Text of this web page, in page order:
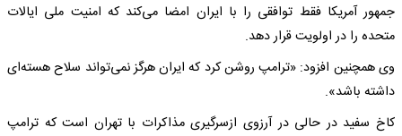
جمهور آمریکا فقط توافقی را با ایران امضا می‌کند که امنیت ملی ایالات
متحده را در اولویت قرار دهد.
وی همچنین افزود: «ترامپ روشن کرد که ایران هرگز نمی‌تواند سلاح هسته‌ای
داشته باشد».
کاخ سفید در حالی در آرزوی ازسرگیری مذاکرات با تهران است که ترامپ